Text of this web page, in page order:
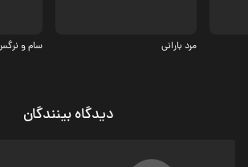
مرد بارانی سام و
دیدگاه بینندگان